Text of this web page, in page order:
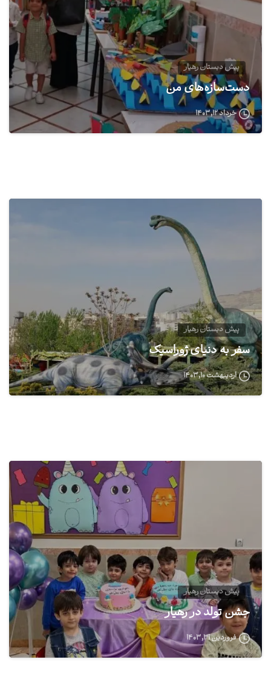
پیش دبستان رهیار
دست‌سازه‌های من
خرداد ۱۲, ۱۴۰۳
پیش دبستان رهیار
سفر به دنیای ژوراسیک
اردیبهشت ۱۰, ۱۴۰۳
1
پیش دبستان رهیار
جشن تولد در رهیار
فروردین ۳۱, ۱۴۰۳